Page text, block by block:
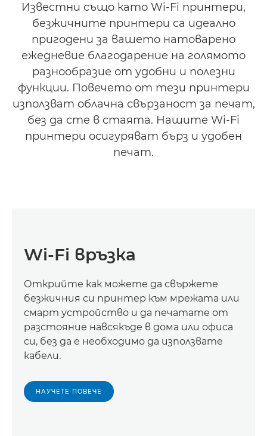
Известни също като Wi-Fi принтери,
безжичните принтери са идеално
пригодени за вашето натоварено
ежедневие благодарение на голямото
разнообразие от удобни и полезни
функции. Повечето от тези принтери
използват облачна свързаност за печат,
без да сте в стаята. Нашите Wi-Fi
принтери осигуряват бърз и удобен
печат.
Wi-Fi връзка
Открийте как можете да свържете
безжичния си принтер към мрежата или
смарт устройство и да печатате от
разстояние навсякъде в дома или офиса
си, без да е необходимо да използвате
кабели.
НАУЧЕТЕ ПОВЕЧЕ